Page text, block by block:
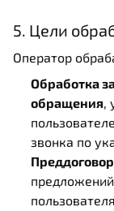
5. Цели
Оператор
Обработка
обращения,
звонка по